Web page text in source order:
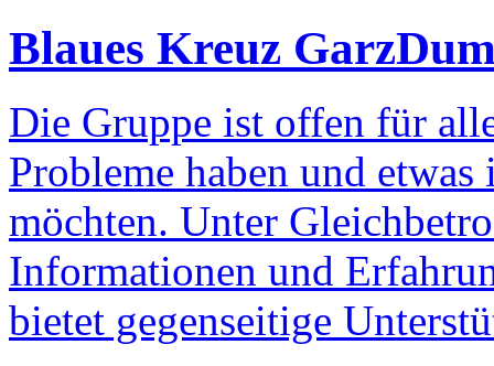
Blaues Kreuz Garz
Die Gruppe ist offen für
Probleme haben und
möchten. Unter
Informationen und
bietet gegenseitige